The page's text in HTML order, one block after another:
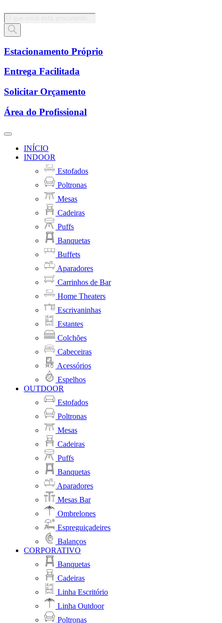
Pesquisar
produtos
Estacionamento Próprio
Entrega Facilitada
Solicitar Orçamento
Área do Profissional
INÍCIO
INDOOR
Estofados
Poltronas
Mesas
Cadeiras
Puffs
Banquetas
Buffets
Aparadores
Carrinhos de Bar
Home Theaters
Escrivaninhas
Estantes
Colchões
Cabeceiras
Acessórios
Espelhos
OUTDOOR
Estofados
Poltronas
Mesas
Cadeiras
Puffs
Banquetas
Aparadores
Mesas Bar
Ombrelones
Espreguiçadeires
Balanços
CORPORATIVO
Banquetas
Cadeiras
Linha Escritório
Linha Outdoor
Poltronas